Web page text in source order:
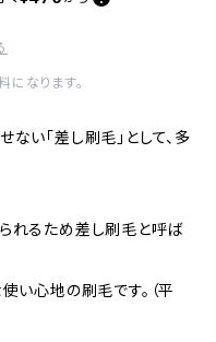
なります。
い「差し刷毛」として、多
れるため差し刷毛と呼ば
い心地の刷毛です。（平